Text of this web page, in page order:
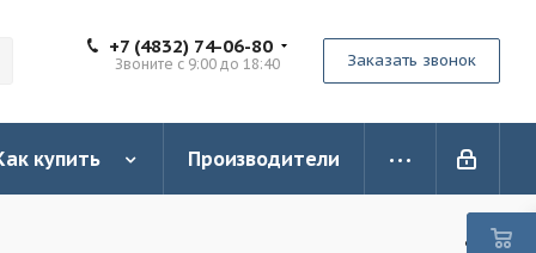
+7 (4832) 74-06-80
Звоните с 9:00 до 18:40 Заказать звонок
купить Производители